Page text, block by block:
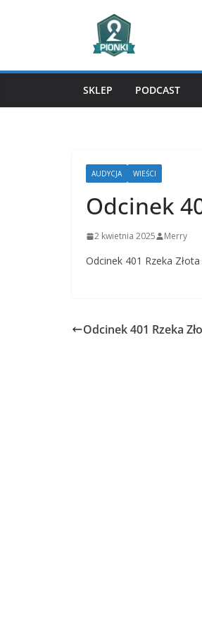
SKLEP PODCAST
AUDYCJA WIEŚCI
Odcinek
2 kwietnia 2025 Merry
Odcinek 401 Rzeka Złota
Odcinek 401 Rzeka